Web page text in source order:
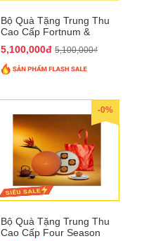
Bộ Quà Tặng Trung Thu
Cao Cấp Fortnum &
5,100,000đ 5,100,000₫
-0%
Bộ Quà Tặng Trung Thu
Cao Cấp Four Season